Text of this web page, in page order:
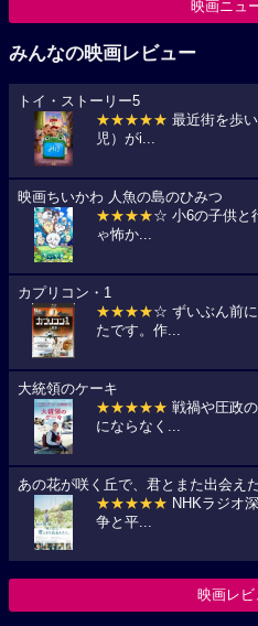
映画ニュ
みんなの映画レビュー
トイ・ストーリー5
★★★★★ 最近街を歩
児）がi...
映画ちいかわ 人魚の島のひみつ
★★★★☆ 小6の子供と
ゃ怖か...
カプリコン・1
★★★★☆ ずいぶん前に
たです。作...
大統領のケーキ
★★★★★ 戦禍や圧政
にならなく...
あの花が咲く丘で、君とまた出会えた
★★★★★ NHKラジオ
争と平...
映画レビ